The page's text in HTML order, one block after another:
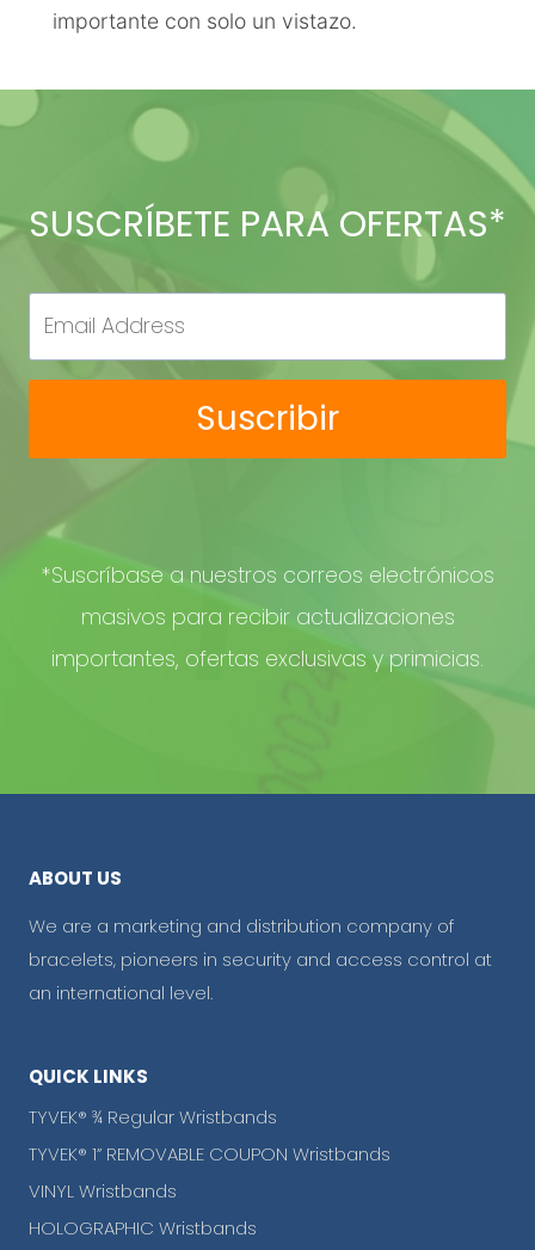
importante con solo un vistazo.
SUSCRÍBETE PARA OFERTAS*
Suscribir
*Suscríbase a nuestros correos electrónicos
masivos para recibir actualizaciones
importantes, ofertas exclusivas y primicias.
ABOUT US
We are a marketing and distribution company of
bracelets, pioneers in security and access control at
an international level.
QUICK LINKS
TYVEK® ¾ Regular Wristbands
TYVEK® 1” REMOVABLE COUPON Wristbands
VINYL Wristbands
HOLOGRAPHIC Wristbands